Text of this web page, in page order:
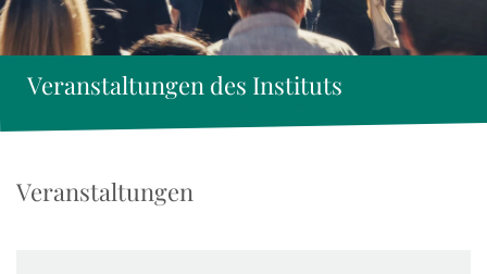
Veranstaltungen des Instituts
Veranstaltungen